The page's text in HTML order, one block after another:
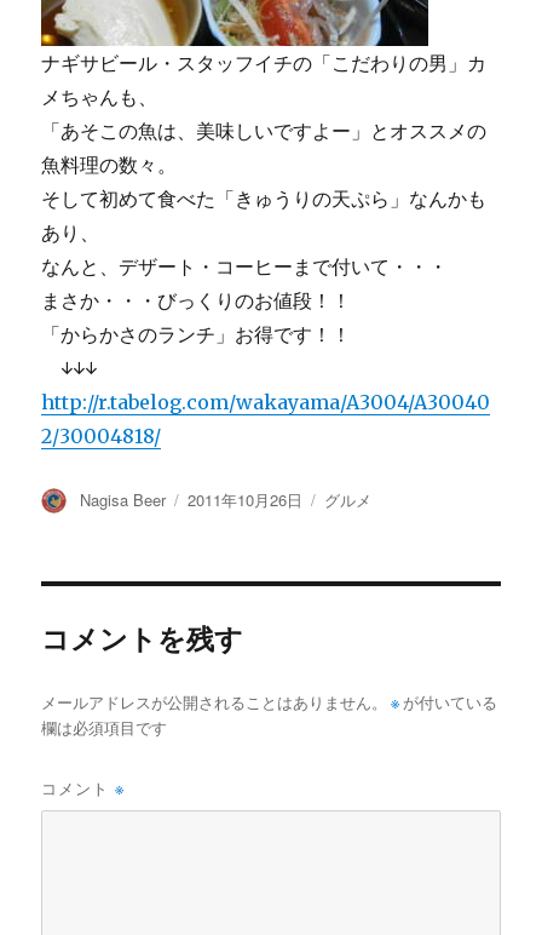
ナギサビール・スタッフイチの「こだわりの男」カ
メちゃんも、
「あそこの魚は、美味しいですよー」とオススメの
魚料理の数々。
そして初めて食べた「きゅうりの天ぷら」なんかも
あり、
なんと、デザート・コーヒーまで付いて・・・
まさか・・・びっくりのお値段！！
「からかさのランチ」お得です！！
↓↓↓
http://r.tabelog.com/wakayama/A3004/A30040
2/30004818/
投
Nagisa Beer
投
2011年10月26日
カ
グルメ
コメントを残す
メールアドレスが公開されることはありません。 ※ が付いている
欄は必須項目です
コメント※